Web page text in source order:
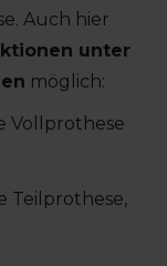
Auch hier
unter
möglich:
Vollprothese
Teilprothese,